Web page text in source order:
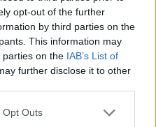
opt-out of the further
by third parties on the
This information may
parties on the IAB’s List of
further disclose it to other
uses one or more Google
Opt Outs